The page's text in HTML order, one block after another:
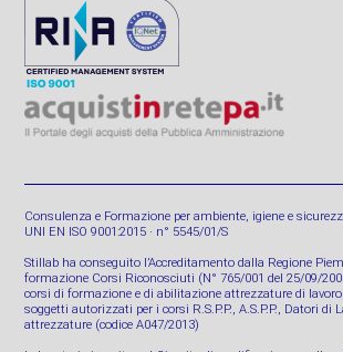
Consulenza e Formazione per ambiente, igiene e
UNI EN ISO 9001:2015 · n° 5545/01/S
Stillab ha conseguito l’Accreditamento dalla Regione
formazione Corsi Riconosciuti (N° 765/001 del 25/09/
corsi di formazione e di abilitazione attrezzature di
soggetti autorizzati per i corsi R.S.P.P., A.S.P.P., Datori di
attrezzature (codice A047/2013)